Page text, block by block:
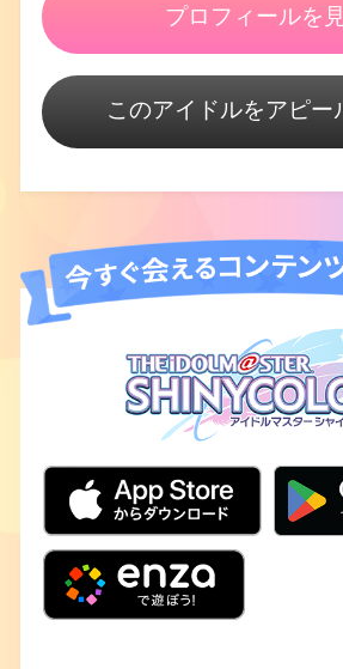
プロフィールを
このアイドルをアピー